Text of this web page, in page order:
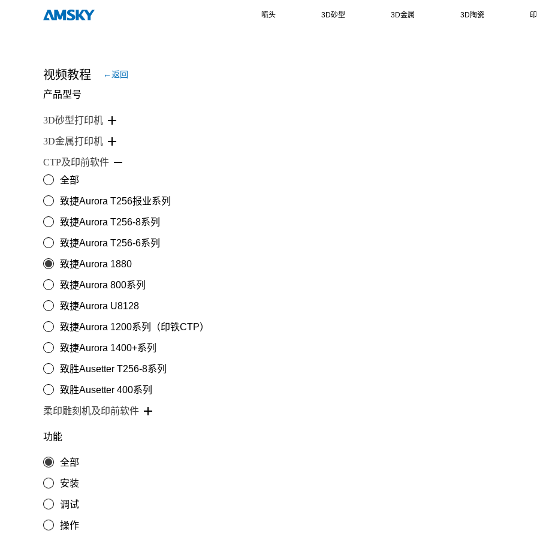
喷头 3D砂型 3D金属 3D陶瓷
视频教程 ←返回
产品型号
3D砂型打印机
3D金属打印机
CTP及印前软件
全部
致捷Aurora T256报业系列
致捷Aurora T256-8系列
致捷Aurora T256-6系列
致捷Aurora 1880
致捷Aurora 800系列
致捷Aurora U8128
致捷Aurora 1200系列（印铁CTP）
致捷Aurora 1400+系列
致胜Ausetter T256-8系列
致胜Ausetter 400系列
柔印雕刻机及印前软件
功能
全部
安装
调试
操作